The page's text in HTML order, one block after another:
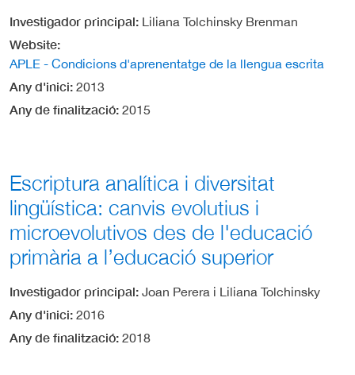
Investigador principal Liliana Tolchinsky Brenman
Website
APLE - Condicions d'aprenentatge de la llengua escrita
Any d'inici 2013
Any de finalització 2015
Escriptura analítica i diversitat
lingüística: canvis evolutius i
microevolutivos des de l'educació
primària a l’educació superior
Investigador principal Joan Perera i Liliana Tolchinsky
Any d'inici 2016
Any de finalització 2018